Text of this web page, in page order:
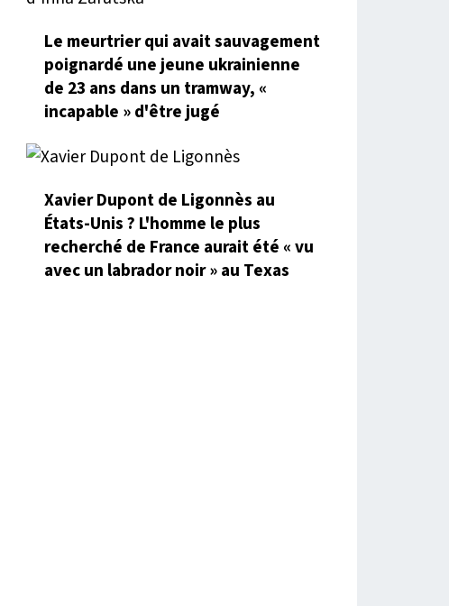
Le meurtrier qui avait sauvagement
poignardé une jeune ukrainienne
de 23 ans dans un tramway, «
incapable » d'être jugé
Xavier Dupont de Ligonnès au
États-Unis ? L'homme le plus
recherché de France aurait été « vu
avec un labrador noir » au Texas